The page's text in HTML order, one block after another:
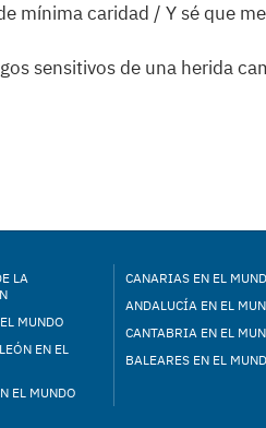
mínima caridad / Y sé que
sensitivos de una herida
LA
MUNDO
EN EL
EL MUNDO
CANARIAS EN EL
ANDALUCÍA EN EL
CANTABRIA EN EL
BALEARES EN EL